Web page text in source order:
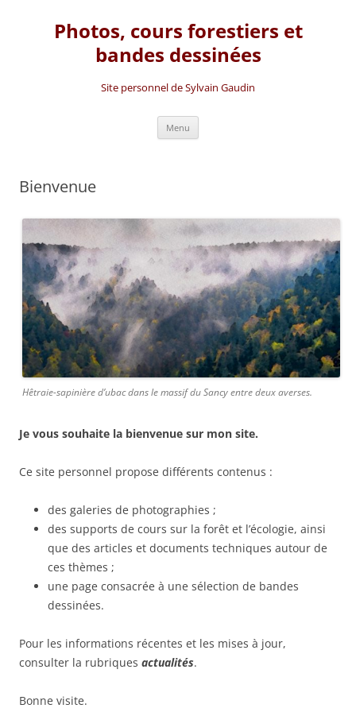
Photos, cours forestiers et
bandes dessinées
Site personnel de Sylvain Gaudin
Menu
Bienvenue
Hêtraie-sapinière d’ubac dans le massif du Sancy entre deux averses.
Je vous souhaite la bienvenue sur mon site.
Ce site personnel propose différents contenus :
des galeries de photographies ;
des supports de cours sur la forêt et l’écologie, ainsi
que des articles et documents techniques autour de
ces thèmes ;
une page consacrée à une sélection de bandes
dessinées.
Pour les informations récentes et les mises à jour,
consulter la rubriques actualités.
Bonne visite.